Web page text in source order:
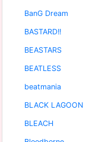
BanG Dream
BASTARD!!
BEASTARS
BEATLESS
beatmania
BLACK LAGOON
BLEACH